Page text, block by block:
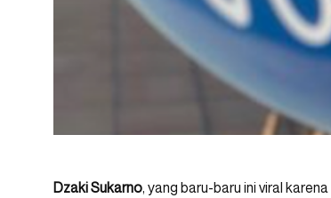
Dzaki Sukarno, yang baru-baru ini viral karena